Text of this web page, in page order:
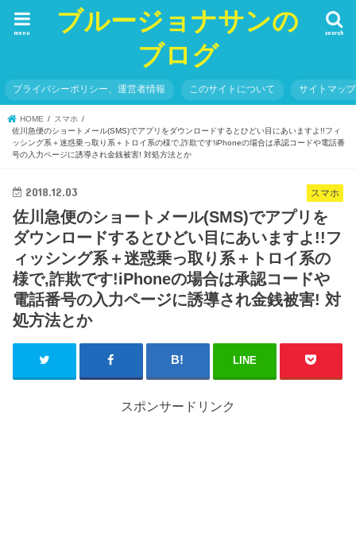
ブルージョナサンの
ブログ
search
menu
プライバシーポリシー、運営者情報 このサイトについて サイトマップ
HOME
スマホ
佐川急便のショートメール(SMS)でアプリをダウンロードするとひどい目にあいますよ!!フィ
ッシング系＋迷惑乗っ取り系＋トロイ系の様で,詐欺です!iPhoneの場合は承認コードや電話番
号の入力ページに誘導され金銭被害! 対処方法とか
スマホ
2018.12.03
佐川急便のショートメール(SMS)でアプリを
ダウンロードするとひどい目にあいますよ!!フ
ィッシング系＋迷惑乗っ取り系＋トロイ系の
様で,詐欺です!iPhoneの場合は承認コードや
電話番号の入力ページに誘導され金銭被害! 対
処方法とか
LINE
スポンサードリンク